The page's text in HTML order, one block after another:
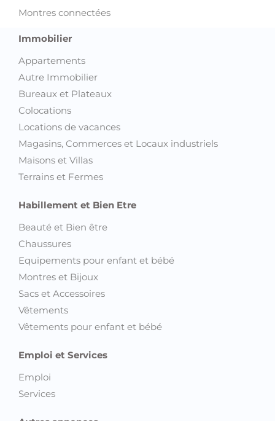
Montres connectées
Immobilier
Appartements
Autre Immobilier
Bureaux et Plateaux
Colocations
Locations de vacances
Magasins, Commerces et Locaux industriels
Maisons et Villas
Terrains et Fermes
Habillement et Bien Etre
Beauté et Bien être
Chaussures
Equipements pour enfant et bébé
Montres et Bijoux
Sacs et Accessoires
Vêtements
Vêtements pour enfant et bébé
Emploi et Services
Emploi
Services